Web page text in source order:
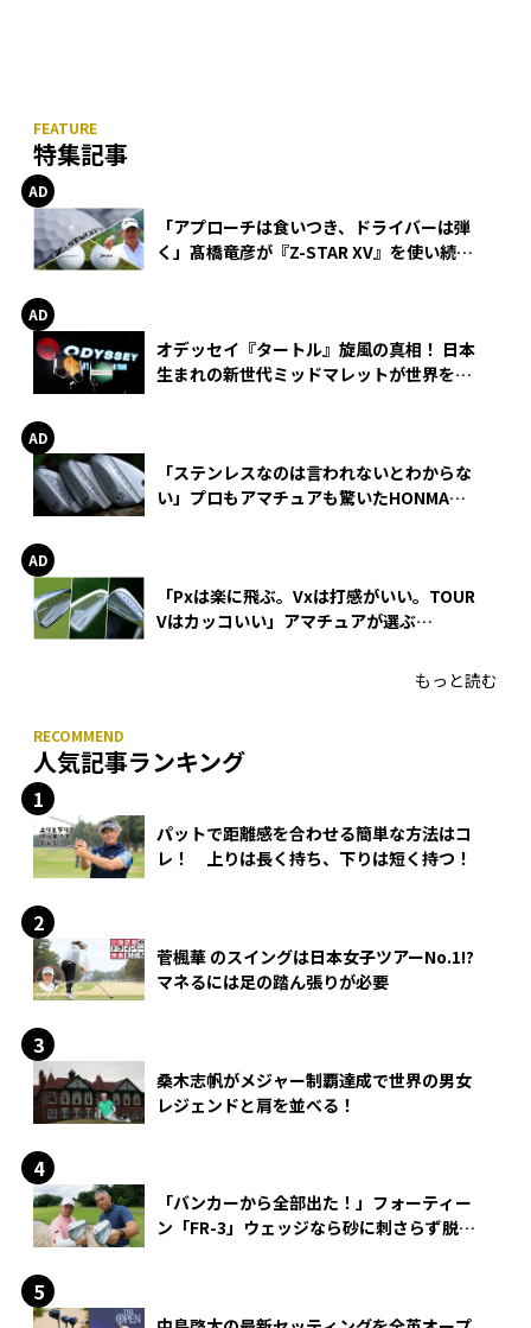
特集記事
「アプローチは食いつき、ドライバーは弾
く」髙橋竜彦が『Z-STAR XV』を使い続け
オデッセイ『タートル』旋風の真相！ 日本
生まれの新世代ミッドマレットが世界を席
「ステンレスなのは言われないとわからな
い」プロもアマチュアも驚いたHONMA
「Pxは楽に飛ぶ。Vxは打感がいい。TOUR
Vはカッコいい」アマチュアが選ぶ
もっと読む
人気記事ランキング
パットで距離感を合わせる簡単な方法はコ
レ！ 上りは長く持ち、下りは短く持つ！
菅楓華 のスイングは日本女子ツアーNo.1!?
マネるには足の踏ん張りが必要
桑木志帆がメジャー制覇達成で世界の男女
レジェンドと肩を並べる！
「バンカーから全部出た！」フォーティー
ン「FR-3」ウェッジなら砂に刺さらず脱出